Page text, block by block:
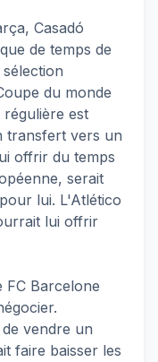
Casadó
de temps de
du monde
est
transfert vers un
offrir du temps
serait
lui. L'Atlético
lui offrir
FC Barcelone
vendre un
faire baisser les